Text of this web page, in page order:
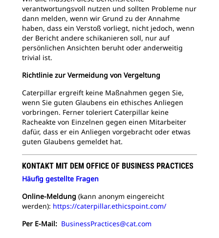
verantwortungsvoll nutzen und sollten Probleme nur
dann melden, wenn wir Grund zu der Annahme
haben, dass ein Verstoß vorliegt, nicht jedoch, wenn
der Bericht andere schikanieren soll, nur auf
persönlichen Ansichten beruht oder anderweitig
trivial ist.
Richtlinie zur Vermeidung von Vergeltung
Caterpillar ergreift keine Maßnahmen gegen Sie,
wenn Sie guten Glaubens ein ethisches Anliegen
vorbringen. Ferner toleriert Caterpillar keine
Racheakte von Einzelnen gegen einen Mitarbeiter
dafür, dass er ein Anliegen vorgebracht oder etwas
guten Glaubens gemeldet hat.
KONTAKT MIT DEM OFFICE OF BUSINESS PRACTICES
Häufig gestellte Fragen
Online-Meldung (kann anonym eingereicht
werden): https://caterpillar.ethicspoint.com/
Per E-Mail: BusinessPractices@cat.com